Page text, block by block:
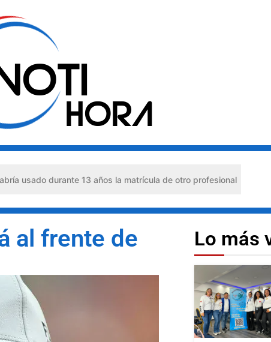
13 años la matrícula de otro profesional
al frente de
Lo más